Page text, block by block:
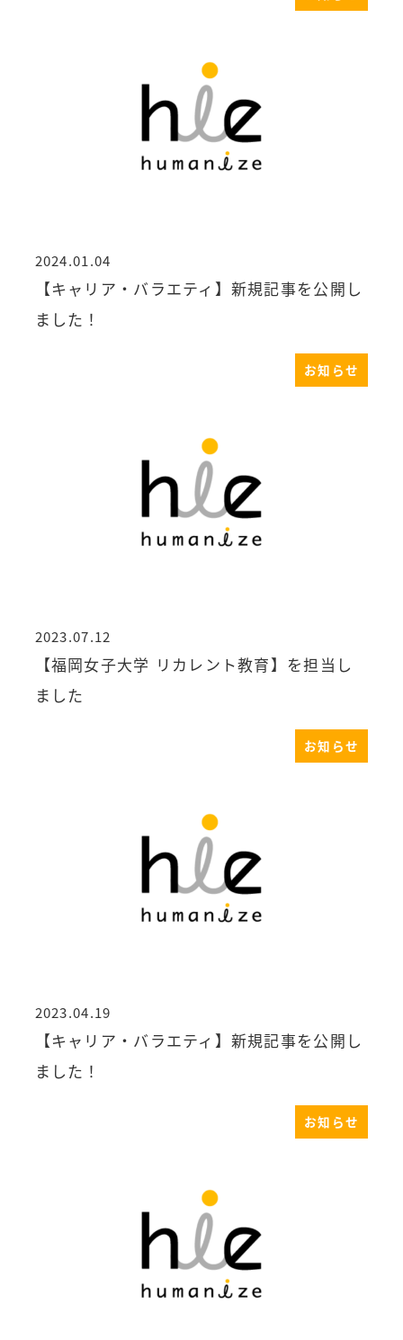
【キャリア・バラエティ】新規記事を公開し
ました！
投稿日
2024.01.04
お知らせ
【福岡女子大学 リカレント教育】を担当し
ました
投稿日
2023.07.12
お知らせ
【キャリア・バラエティ】新規記事を公開し
ました！
投稿日
2023.04.19
お知らせ